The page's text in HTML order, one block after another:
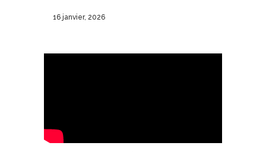
16 janvier, 2026